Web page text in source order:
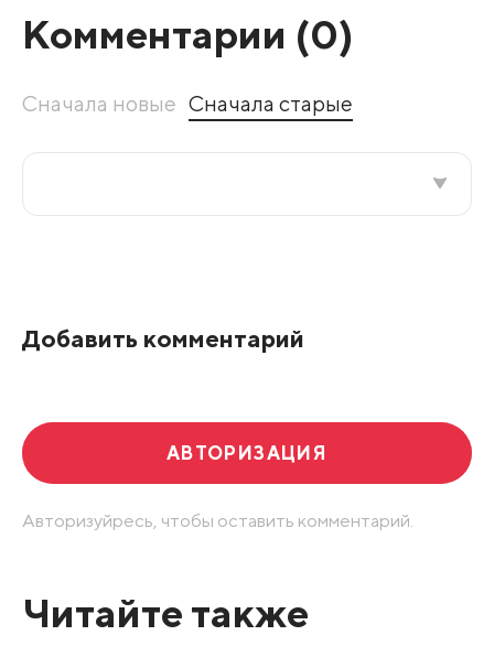
Комментарии (0)
Сначала новые Сначала старые
Добавить комментарий
АВТОРИЗАЦИЯ
Авторизуйресь, чтобы оставить комментарий.
Читайте также